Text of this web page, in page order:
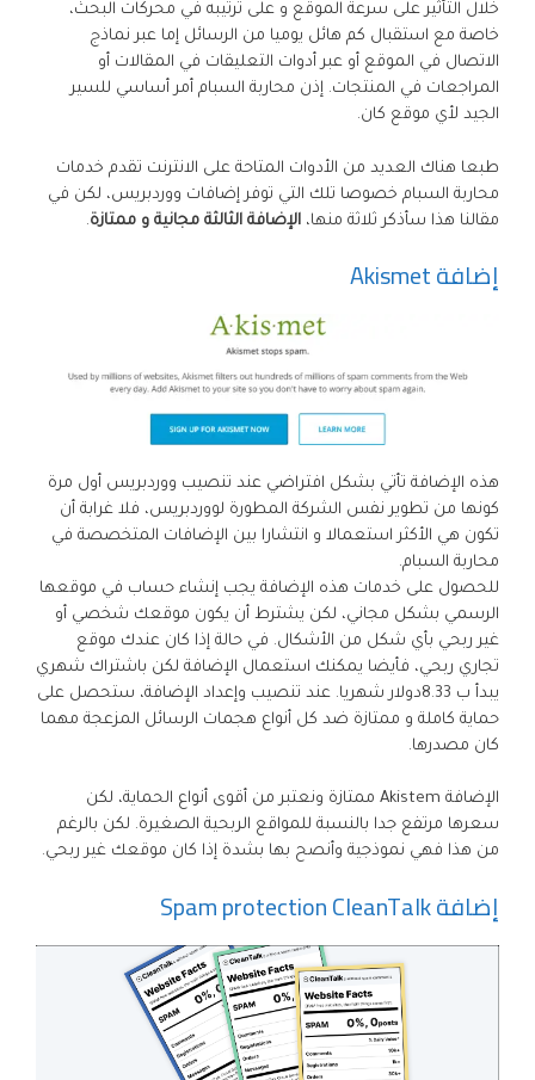
خلال التأثير على سرعة الموقع و على ترتيبه في محركات البحث،
خاصة مع استقبال كم هائل يوميا من الرسائل إما عبر نماذج
الاتصال في الموقع أو عبر أدوات التعليقات في المقالات أو
المراجعات في المنتجات. إذن محاربة السبام أمر أساسي للسير
الجيد لأي موقع كان.
طبعا هناك العديد من الأدوات المتاحة على الانترنت تقدم خدمات
محاربة السبام خصوصا تلك التي توفر إضافات ووردبريس، لكن في
مقالنا هذا سأذكر ثلاثة منها، الإضافة الثالثة مجانية و ممتازة.
إضافة Akismet
هذه الإضافة تأتي بشكل افتراضي عند تنصيب ووردبريس أول مرة
كونها من تطوير نفس الشركة المطورة لووردبريس، فلا غرابة أن
تكون هي الأكثر استعمالا و انتشارا بين الإضافات المتخصصة في
محاربة السبام.
للحصول على خدمات هذه الإضافة يجب إنشاء حساب في موقعها
الرسمي بشكل مجاني، لكن يشترط أن يكون موقعك شخصي أو
غير ربحي بأي شكل من الأشكال. في حالة إذا كان عندك موقع
تجاري ربحي، فأيضا يمكنك استعمال الإضافة لكن باشتراك شهري
يبدأ ب 8.33دولار شهريا. عند تنصيب وإعداد الإضافة، ستحصل على
حماية كاملة و ممتازة ضد كل أنواع هجمات الرسائل المزعجة مهما
كان مصدرها.
الإضافة Akistem ممتازة ونعتبر من أقوى أنواع الحماية، لكن
سعرها مرتفع جدا بالنسبة للمواقع الربحية الصغيرة. لكن بالرغم
من هذا فهي نموذجية وأنصح بها بشدة إذا كان موقعك غير ربحي.
إضافة Spam protection CleanTalk